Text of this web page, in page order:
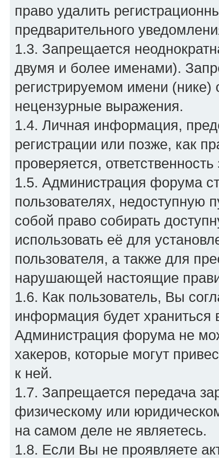
право удалить
предварительного
1.3. Запрещается
двумя и более именами).
регистрируемом имени (нике)
нецензурные выражения.
1.4. Личная информация,
регистрации или позже, как
проверяется,
1.5. Администрация форума
пользователях, недоступную
собой право собирать
использовать её для
пользователя, а также для
нарушающей настоящие
1.6. Как пользователь, Вы
информация будет
Администрация форума не
хакеров, которые могут
к ней.
1.7. Запрещается передача
физическому или
на самом деле не являетесь.
1.8. Если Вы не проявляете